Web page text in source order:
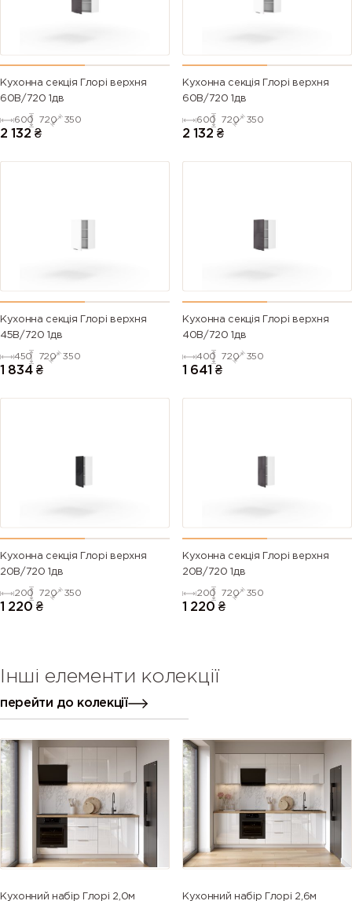
Кухонна секція Глорі верхня
60В/720 1дв
600 720 350
2 132 ₴
Кухонна секція Глорі верхня
60В/720 1дв
600 720 350
2 132 ₴
Кухонна секція Глорі верхня
45В/720 1дв
450 720 350
1 834 ₴
Кухонна секція Глорі верхня
40В/720 1дв
400 720 350
1 641 ₴
Кухонна секція Глорі верхня
20В/720 1дв
200 720 350
1 220 ₴
Кухонна секція Глорі верхня
20В/720 1дв
200 720 350
1 220 ₴
Інші елементи колекції
перейти до колекції
Кухонний набір Глорі 2,0м Кухонний набір Глорі 2,6м